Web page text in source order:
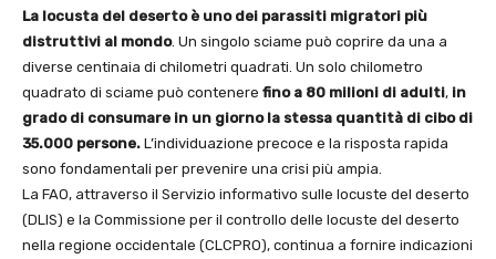
La locusta del deserto è uno dei parassiti migratori più
distruttivi al mondo. Un singolo sciame può coprire da una a
diverse centinaia di chilometri quadrati. Un solo chilometro
quadrato di sciame può contenere fino a 80 milioni di adulti, in
grado di consumare in un giorno la stessa quantità di cibo di
35.000 persone. L’individuazione precoce e la risposta rapida
sono fondamentali per prevenire una crisi più ampia.
La FAO, attraverso il Servizio informativo sulle locuste del deserto
(DLIS) e la Commissione per il controllo delle locuste del deserto
nella regione occidentale (CLCPRO), continua a fornire indicazioni